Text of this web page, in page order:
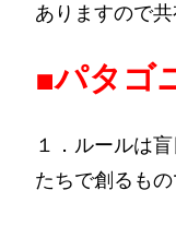
ありますので
■パタゴ
１．ルールは
たちで創るもの